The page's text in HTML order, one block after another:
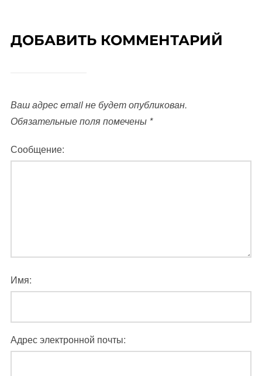
ДОБАВИТЬ КОММЕНТАРИЙ
Ваш адрес email не будет опубликован.
Обязательные поля помечены *
Сообщение:
Имя:
Адрес электронной почты: